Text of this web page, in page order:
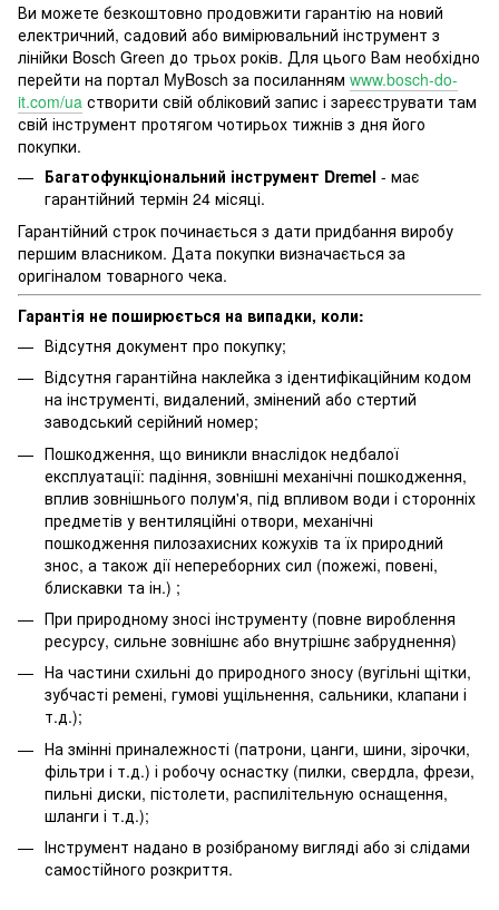
Ви можете безкоштовно продовжити гарантію на новий
електричний, садовий або вимірювальний інструмент з
лінійки Bosch Green до трьох років. Для цього Вам необхідно
перейти на портал MyBosch за посиланням www.bosch-do-
it.com/ua створити свій обліковий запис і зареєструвати там
свій інструмент протягом чотирьох тижнів з дня його
покупки.
Багатофункціональний інструмент Dremel - має
гарантійний термін 24 місяці.
Гарантійний строк починається з дати придбання виробу
першим власником. Дата покупки визначається за
оригіналом товарного чека.
Гарантія не поширюється на випадки, коли:
Відсутня документ про покупку;
Відсутня гарантійна наклейка з ідентифікаційним кодом
на інструменті, видалений, змінений або стертий
заводський серійний номер;
Пошкодження, що виникли внаслідок недбалої
експлуатації: падіння, зовнішні механічні пошкодження,
вплив зовнішнього полум'я, під впливом води і сторонніх
предметів у вентиляційні отвори, механічні
пошкодження пилозахисних кожухів та їх природний
знос, а також дії непереборних сил (пожежі, повені,
блискавки та ін.) ;
При природному зносі інструменту (повне вироблення
ресурсу, сильне зовнішнє або внутрішнє забруднення)
На частини схильні до природного зносу (вугільні щітки,
зубчасті ремені, гумові ущільнення, сальники, клапани і
т.д.);
На змінні приналежності (патрони, цанги, шини, зірочки,
фільтри і т.д.) і робочу оснастку (пилки, свердла, фрези,
пильні диски, пістолети, распилітельную оснащення,
шланги і т.д.);
Інструмент надано в розібраному вигляді або зі слідами
самостійного розкриття.